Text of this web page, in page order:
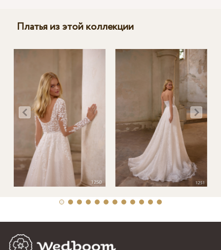
Платья из этой коллекции